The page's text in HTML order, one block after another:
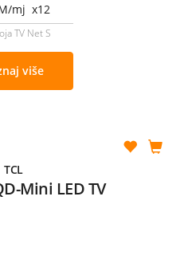
mj x12
TV Net S
više
TCL
Mini LED TV